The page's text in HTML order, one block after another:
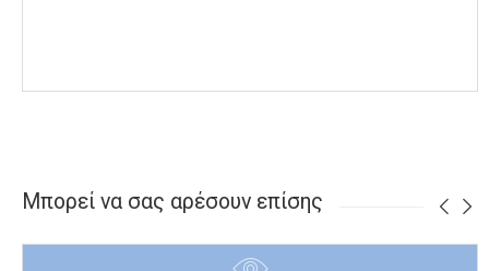
Μπορεί να σας αρέσουν επίσης